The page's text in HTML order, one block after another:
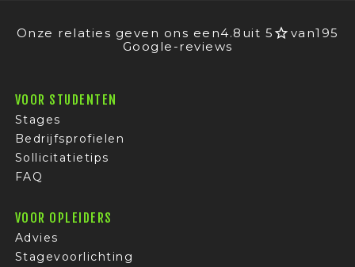
Onze relaties geven ons een4.8 uit 5 van195
Google-reviews
VOOR STUDENTEN
Stages
Bedrijfsprofielen
Sollicitatietips
FAQ
VOOR OPLEIDERS
Advies
Stagevoorlichting